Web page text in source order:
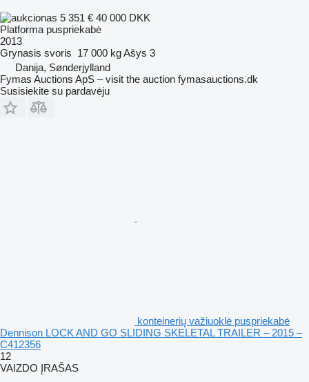
5 351 € 40 000 DKK
Platforma puspriekabė
2013
Grynasis svoris 17 000 kgAšys 3
Danija, Sønderjylland
Fymas Auctions ApS – visit the auction fymasauctions.dk
Susisiekite su pardavėju
konteinerių važiuoklė puspriekabė
Dennison LOCK AND GO SLIDING SKELETAL TRAILER – 2015 –
C412356
12
VAIZDO ĮRAŠAS